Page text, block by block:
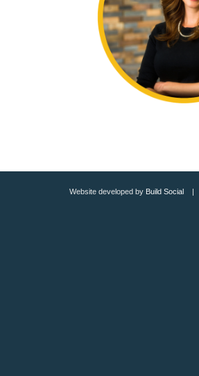
| Website developed by
Build Social